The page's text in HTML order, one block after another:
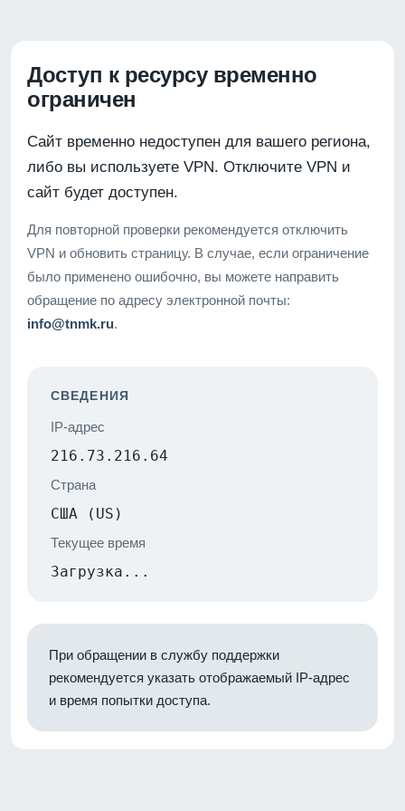
Доступ к ресурсу временно
ограничен
Сайт временно недоступен для вашего региона,
либо вы используете VPN. Отключите VPN и
сайт будет доступен.
Для повторной проверки рекомендуется отключить
VPN и обновить страницу. В случае, если ограничение
было применено ошибочно, вы можете направить
обращение по адресу электронной почты:
info@tnmk.ru.
СВЕДЕНИЯ
IP-адрес
216.73.216.64
Страна
США (US)
Текущее время
Загрузка...
При обращении в службу поддержки
рекомендуется указать отображаемый IP-адрес
и время попытки доступа.